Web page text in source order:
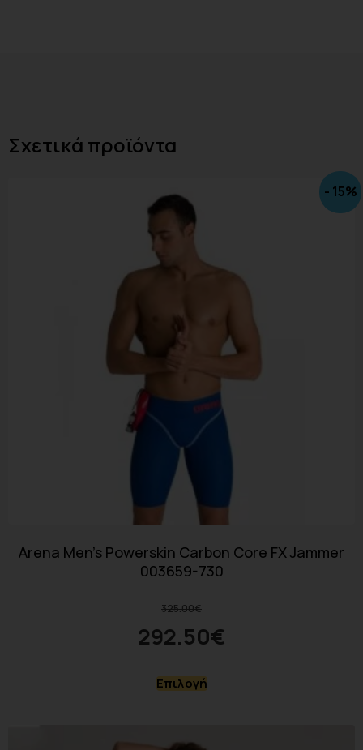
Σχετικά προϊόντα
- 15%
Arena Men’s Powerskin Carbon Core FX Jammer
003659-730
325.00€
292.50€
Επιλογή